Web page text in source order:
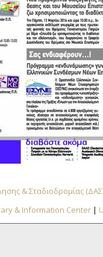
& Σταδιοδρομίας
& Information Center |